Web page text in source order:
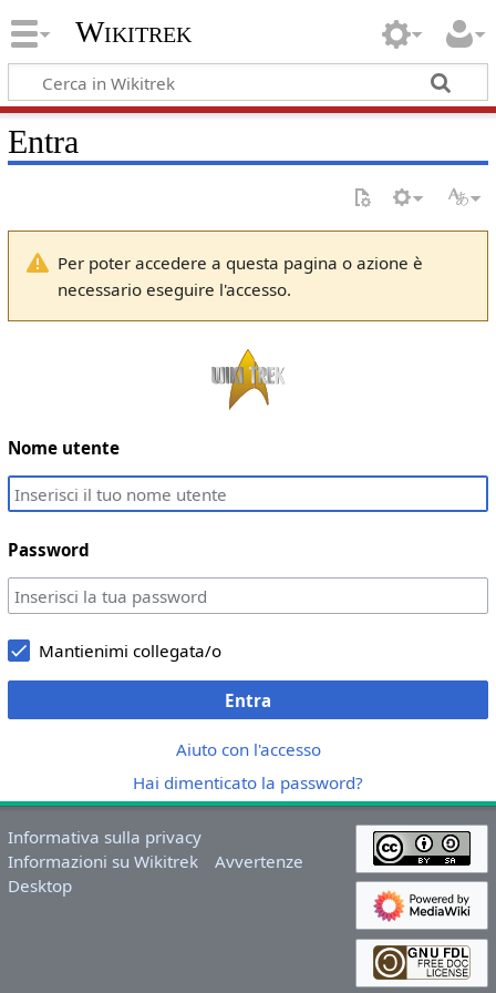
Wikitrek
Entra
Per poter accedere a questa pagina o azione è
necessario eseguire l'accesso.
Nome utente
Password
Mantienimi collegata/o
Entra
Aiuto con l'accesso
Hai dimenticato la password?
Informativa sulla privacy
Informazioni su Wikitrek
Avvertenze
Desktop